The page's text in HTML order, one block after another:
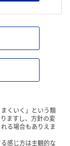
くいく」という類
ますし、方針の変
る場合もありえま
感じ方は主観的な